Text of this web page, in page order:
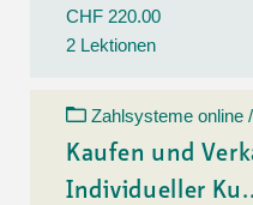
CHF 220.00
2 Lektionen
Zahlsysteme online
Kaufen und
Individueller